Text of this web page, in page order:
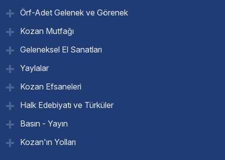
Örf-Adet Gelenek ve Görenek
Kozan Mutfağı
Geleneksel El Sanatları
Yaylalar
Kozan Efsaneleri
Halk Edebiyatı ve Türküler
Basın - Yayın
Kozan'ın Yolları